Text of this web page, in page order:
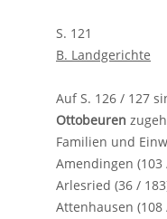
S. 121
B. Landgerichte
Auf S. 126 / 127
Ottobeuren
Familien und
Amendingen (103
Arlesried (36 /
Attenhausen (108